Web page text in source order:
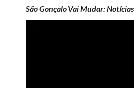
São Gonçalo Vai Mudar: